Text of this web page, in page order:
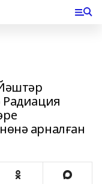
арналған